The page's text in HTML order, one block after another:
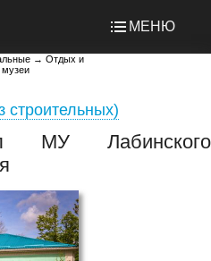
МЕНЮ
→ Отдых и
музеи
строительных)
МУ Лабинского